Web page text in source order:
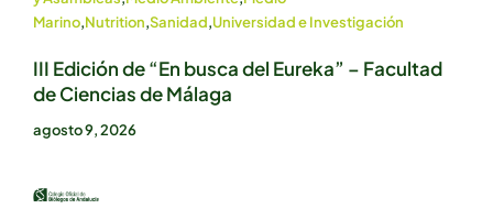
Marino,Nutrition,Sanidad,Universidad e Investigación
III Edición de “En busca del Eureka” – Facultad
de Ciencias de Málaga
agosto 9, 2026